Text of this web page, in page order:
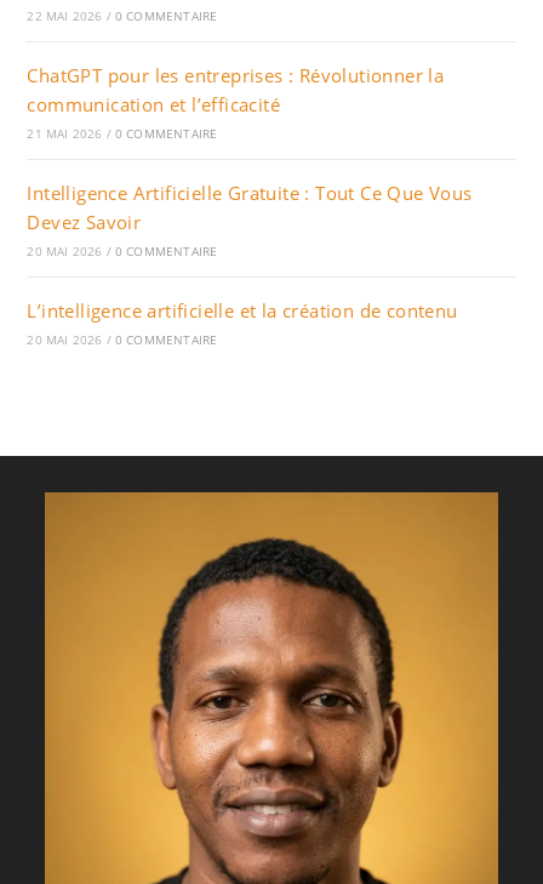
22 MAI 2026 / 0 COMMENTAIRE
ChatGPT pour les entreprises : Révolutionner la
communication et l’efficacité
21 MAI 2026 / 0 COMMENTAIRE
Intelligence Artificielle Gratuite : Tout Ce Que Vous
Devez Savoir
20 MAI 2026 / 0 COMMENTAIRE
L’intelligence artificielle et la création de contenu
20 MAI 2026 / 0 COMMENTAIRE